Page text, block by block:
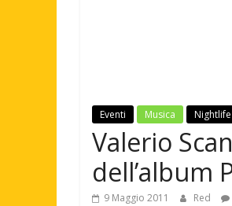
Eventi Musica Nightlife
Valerio
dell’album
9 Maggio 2011 Red